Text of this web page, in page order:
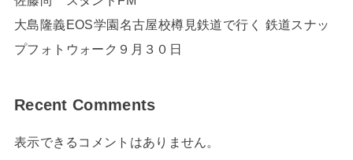
大島隆義EOS学園名古屋校樽見鉄道で行く 鉄道スナッ
プフォトウォーク９月３０日
Recent Comments
表示できるコメントはありません。